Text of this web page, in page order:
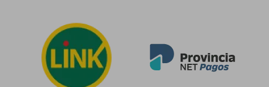
50%
dcto.
$ 116.967
$ 58.484
50%